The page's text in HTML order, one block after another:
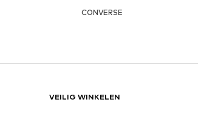
CONVERSE
VEILIG WINKELEN